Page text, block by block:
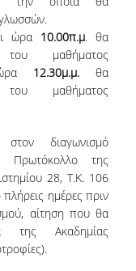
ΑΣΚΗΣΗΣ
ΣΠΟΥΔΩΝ
ΦΟΙΤΗΤΩΝ
ΒΑΘΜΟΛΟΓΙΑΣ
ΕΞΕΤΑΣΗ
ΣΤΙΣ ΕΠΙΣΤΗΜΕΣ
ώρα 10.00π.μ. θα
μαθήματος
ώρα 12.30μ.μ. θα
μαθήματος
διαγωνισμό
Πρωτόκολλο της
28, Τ.Κ. 106
ημέρες πριν
αίτηση που θα
της Ακαδημίας